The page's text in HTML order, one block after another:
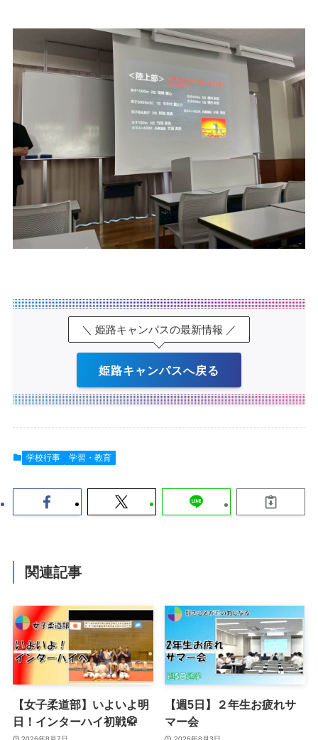
＼ 姫路キャンパスの最新情報 ／
姫路キャンパスへ戻る
学校行事 学習・教育
関連記事
【女子柔道部】いよいよ明
日！インターハイ初戦🥋
【週5日】２年生お疲れサ
マー会